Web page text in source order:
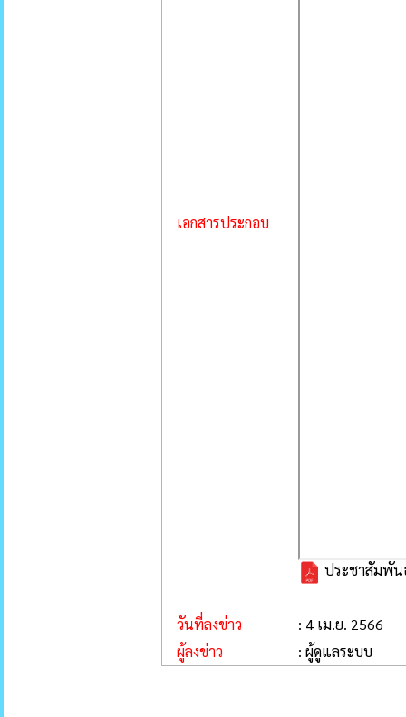
เอกสารประกอบ
ประชาสัมพัน
วันที่ลงข่าว
: 4 เม.ย. 2566
ผู้ลงข่าว
: ผู้ดูแลระบบ